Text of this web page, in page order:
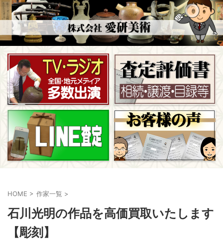
HOME > 作家一覧 >
石川光明の作品を高価買取いたします
【彫刻】